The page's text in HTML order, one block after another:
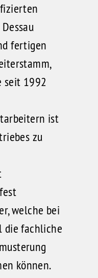
fertigen
seit 1992
ist
zu
welche bei
die fachliche
können.